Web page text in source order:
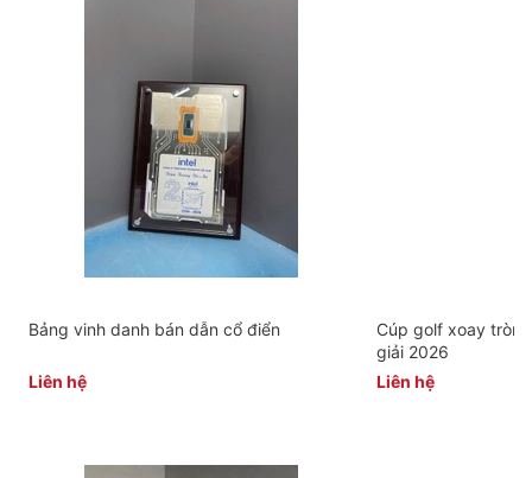
Bảng vinh danh bán dẫn cổ điển
Liên hệ
Cúp golf xoay tròn
giải 2026
Liên hệ